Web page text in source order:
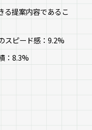
る提案内容であるこ
スピード感：9.2%
：8.3%